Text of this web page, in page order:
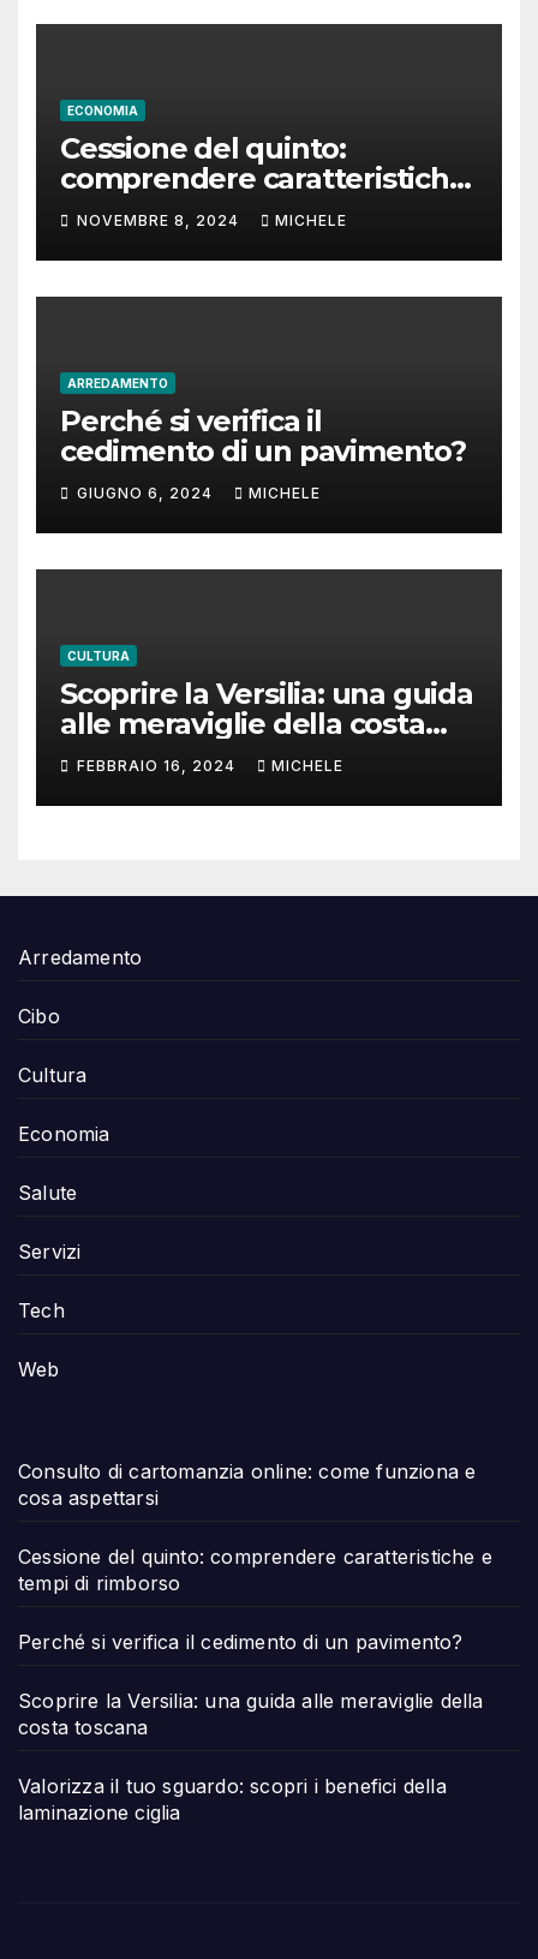
ECONOMIA
Cessione del quinto:
comprendere caratteristiche
e tempi di rimborso
NOVEMBRE 8, 2024 MICHELE
ARREDAMENTO
Perché si verifica il
cedimento di un pavimento?
GIUGNO 6, 2024 MICHELE
CULTURA
Scoprire la Versilia: una guida
alle meraviglie della costa
toscana
FEBBRAIO 16, 2024 MICHELE
Arredamento
Cibo
Cultura
Economia
Salute
Servizi
Tech
Web
Consulto di cartomanzia online: come funziona e
cosa aspettarsi
Cessione del quinto: comprendere caratteristiche e
tempi di rimborso
Perché si verifica il cedimento di un pavimento?
Scoprire la Versilia: una guida alle meraviglie della
costa toscana
Valorizza il tuo sguardo: scopri i benefici della
laminazione ciglia